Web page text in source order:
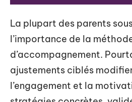
La plupart des parents
l’importance de la
d’accompagnement.
ajustements ciblés
l’engagement et la